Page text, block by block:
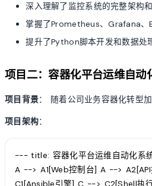
深入理解了监控系统的完整架构
掌握了Prometheus、Grafana、
提升了Python脚本开发和数据处
项目二：容器化平台运维自动
项目背景： 随着公司业务容器化转型
项目架构：
--- title: 容器化平台运维自动化系
A --> A1[Web控制台] A -->
C1[Ansible引擎] C --> C2[Shell